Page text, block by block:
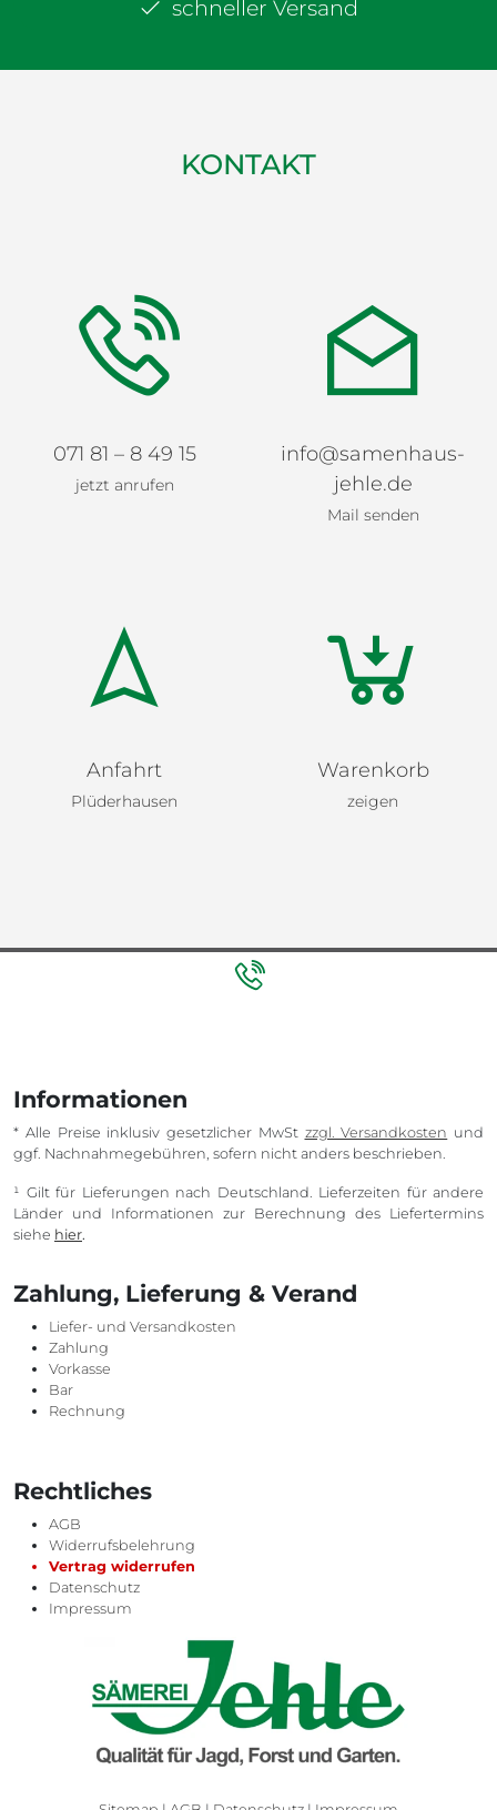
schneller Versand
KONTAKT
071 81 – 8 49 15
jetzt anrufen
info@samenhaus-
jehle.de
Mail senden
Anfahrt
Plüderhausen
Warenkorb
zeigen
Informationen
* Alle Preise inklusiv gesetzlicher MwSt zzgl. Versandkosten und
ggf. Nachnahmegebühren, sofern nicht anders beschrieben.
¹ Gilt für Lieferungen nach Deutschland. Lieferzeiten für andere
Länder und Informationen zur Berechnung des Liefertermins
siehe hier.
Zahlung, Lieferung & Verand
Liefer- und Versandkosten
Zahlung
Vorkasse
Bar
Rechnung
Rechtliches
AGB
Widerrufsbelehrung
Vertrag widerrufen
Datenschutz
Impressum